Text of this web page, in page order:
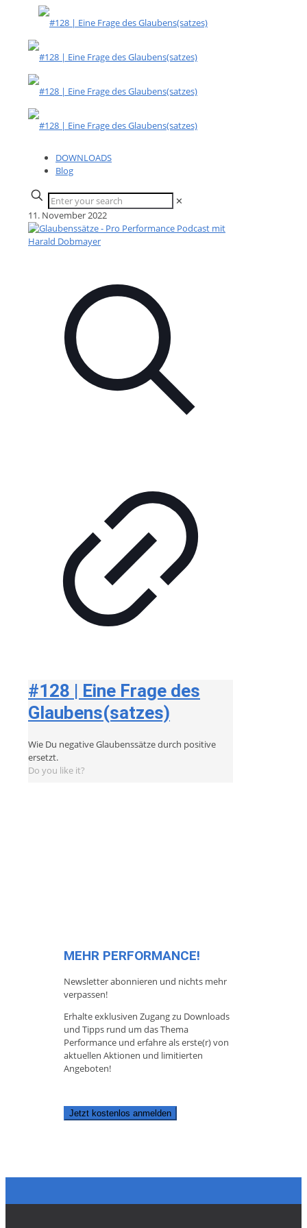
DOWNLOADS
Blog
✕
11. November 2022
#128 | Eine Frage des
Glaubens(satzes)
Wie Du negative Glaubenssätze durch positive
ersetzt.
Do you like it?
MEHR PERFORMANCE!
Newsletter abonnieren und nichts mehr
verpassen!
Erhalte exklusiven Zugang zu Downloads
und Tipps rund um das Thema
Performance und erfahre als erste(r) von
aktuellen Aktionen und limitierten
Angeboten!
Jetzt kostenlos anmelden